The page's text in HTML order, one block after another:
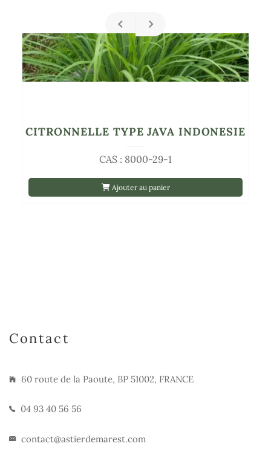
Ajouter au panier
CAS : 8000-29-1
CITRONNELLE TYPE JAVA INDONESIE
Contact
60 route de la Paoute, BP 51002, FRANCE
04 93 40 56 56
contact@astierdemarest.com